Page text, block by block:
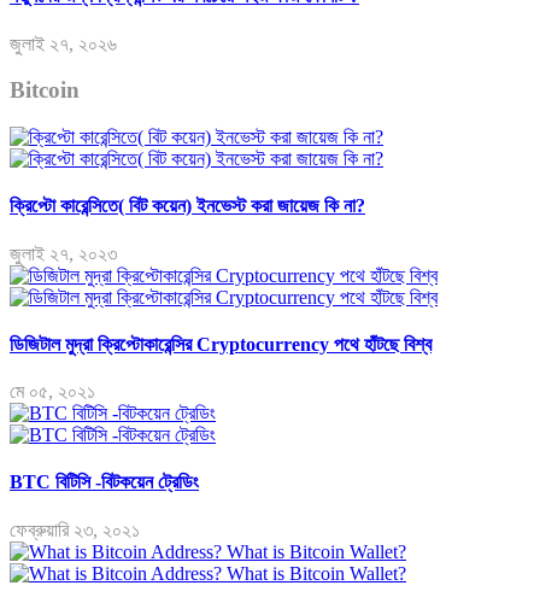
জুলাই ২৭, ২০২৬
Bitcoin
ক্রিপ্টো কারেন্সিতে( বিট কয়েন) ইনভেস্ট করা জায়েজ কি না?
জুলাই ২৭, ২০২৩
ডিজিটাল মুদ্রা ক্রিপ্টোকারেন্সির Cryptocurrency পথে হাঁটছে বিশ্ব
মে ০৫, ২০২১
BTC বিটিসি -বিটকয়েন ট্রেডিং
ফেব্রুয়ারি ২৩, ২০২১